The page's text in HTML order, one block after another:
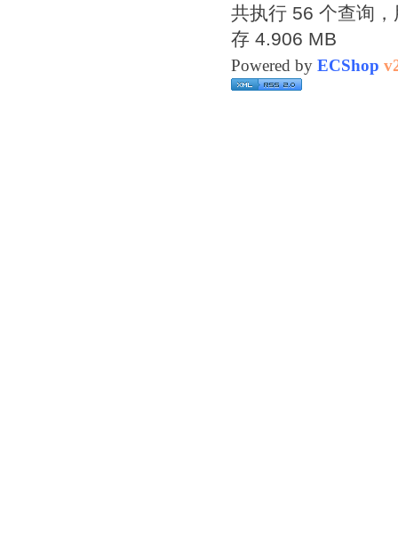
共执行 56 个查询
存 4.906 MB
Powered by ECShop